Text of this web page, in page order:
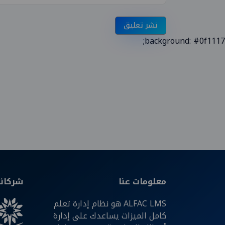
نشر تعليق
background: #0f1117;
معلومات عنا
ALFAC LMS هو نظام إدارة تعلم
كامل الميزات يساعدك على إدارة